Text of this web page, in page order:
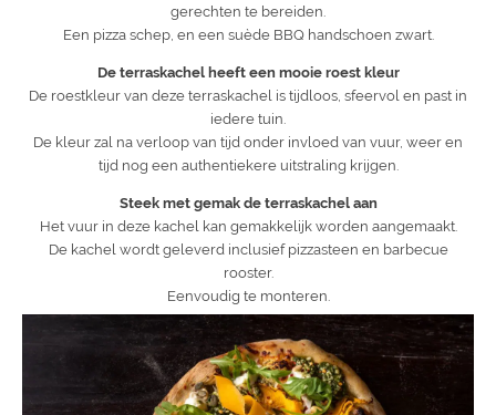
gerechten te bereiden.
Een pizza schep, en een suède BBQ handschoen zwart.
De terraskachel heeft een mooie roest kleur
De roestkleur van deze terraskachel is tijdloos, sfeervol en past in
iedere tuin.
De kleur zal na verloop van tijd onder invloed van vuur, weer en
tijd nog een authentiekere uitstraling krijgen.
Steek met gemak de terraskachel aan
Het vuur in deze kachel kan gemakkelijk worden aangemaakt.
De kachel wordt geleverd inclusief pizzasteen en barbecue
rooster.
Eenvoudig te monteren.